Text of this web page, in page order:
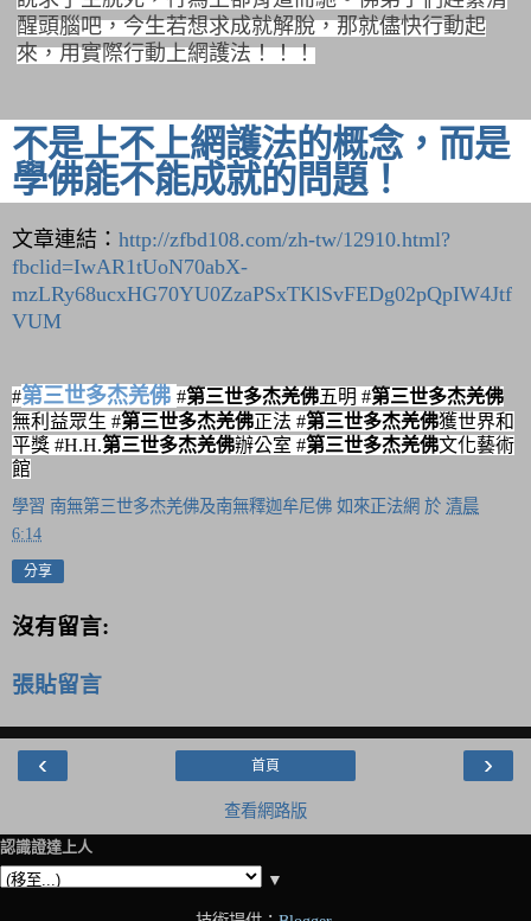
醒頭腦吧，今生若想求成就解脫，那就儘快行動起
來，用實際行動上網護法！！！
不是上不上網護法的概念，而是
學佛能不能成就的問題！
文章連結： http://zfbd108.com/zh-tw/12910.html?
fbclid=IwAR1tUoN70abX-
mzLRy68ucxHG70YU0ZzaPSxTKlSvFEDg02pQpIW4Jtf
VUM
#第三世多杰羌佛 #第三世多杰羌佛五明 #第三世多杰羌佛
無利益眾生 #第三世多杰羌佛正法 #第三世多杰羌佛獲世界和
平獎 #H.H.第三世多杰羌佛辦公室 #第三世多杰羌佛文化藝術
館
學習 南無第三世多杰羌佛及南無釋迦牟尼佛 如來正法網 於 清晨
6:14
分享
沒有留言:
張貼留言
‹ ›
首頁
查看網路版
認識證達上人
▼